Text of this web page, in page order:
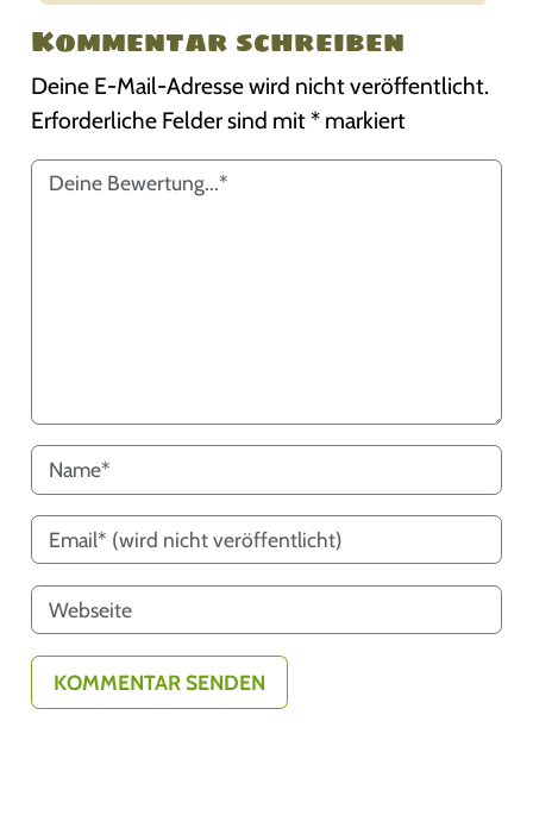
Kommentar schreiben
Deine E-Mail-Adresse wird nicht veröffentlicht.
Erforderliche Felder sind mit* markiert